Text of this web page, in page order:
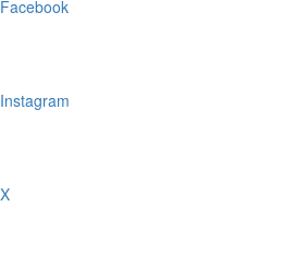
Facebook
Instagram
X